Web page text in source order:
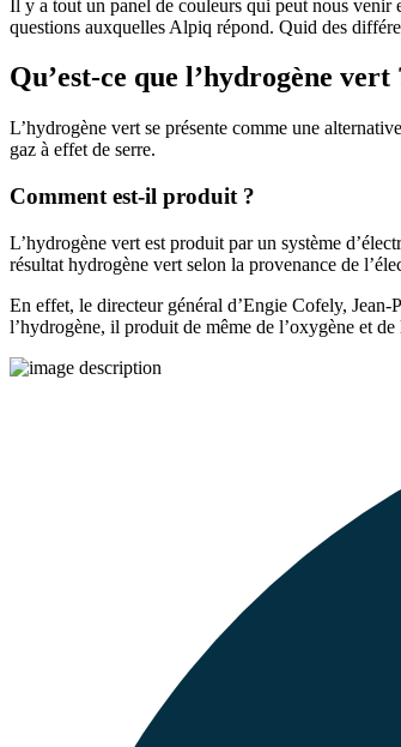
Il y a tout un panel de couleurs qui peut nous venir
questions auxquelles Alpiq répond. Quid des
Qu’est-ce que l’hydrogène vert
L’hydrogène vert se présente comme une
gaz à effet de serre.
Comment est-il produit ?
L’hydrogène vert est produit par un système
résultat hydrogène vert selon la provenance de
En effet, le directeur général d’Engie Cofely, Jean-
l’hydrogène, il produit de même de l’oxygène et